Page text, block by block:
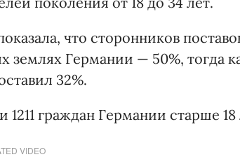
что сторонников
землях Германии — 50%, тогда
32%.
граждан Германии старше 18
VIDEO